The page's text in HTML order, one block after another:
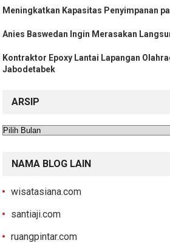
Meningkatkan Kapasitas Penyimpanan
Anies Baswedan Ingin Merasakan
Kontraktor Epoxy Lantai Lapangan
Jabodetabek
ARSIP
Arsip
NAMA BLOG LAIN
wisatasiana.com
santiaji.com
ruangpintar.com